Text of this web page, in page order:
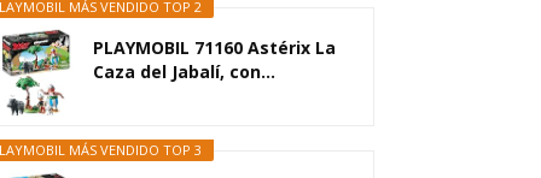
MÁS VENDIDO TOP 2
PLAYMOBIL 71160 Astérix La
Caza del Jabalí, con...
MÁS VENDIDO TOP 3